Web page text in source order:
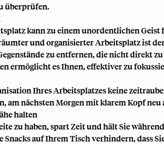
überprüfen.
kann zu einem unordentlichen Geist
und organisierter Arbeitsplatz ist
zu entfernen, die nicht direkt
ermöglicht es Ihnen, effektiver zu
Ihres Arbeitsplatzes keine
am nächsten Morgen mit klarem Kopf
halten
zu haben, spart Zeit und hält Sie während
Snacks auf Ihrem Tisch verhindern, dass